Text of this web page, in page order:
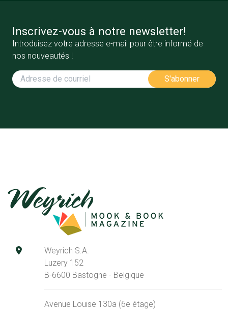
Inscrivez-vous à notre newsletter!
Introduisez votre adresse e-mail pour être informé de
nos nouveautés !
Weyrich S.A.
Luzery 152
B-6600 Bastogne - Belgique
Avenue Louise 130a (6e étage)